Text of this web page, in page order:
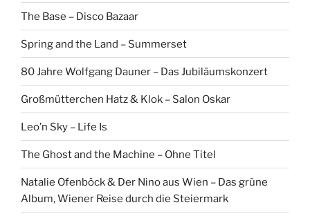
The Base – Disco Bazaar
Spring and the Land – Summerset
80 Jahre Wolfgang Dauner – Das Jubiläumskonzert
Großmütterchen Hatz & Klok – Salon Oskar
Leo’n Sky – Life Is
The Ghost and the Machine – Ohne Titel
Natalie Ofenböck & Der Nino aus Wien – Das grüne
Album, Wiener Reise durch die Steiermark